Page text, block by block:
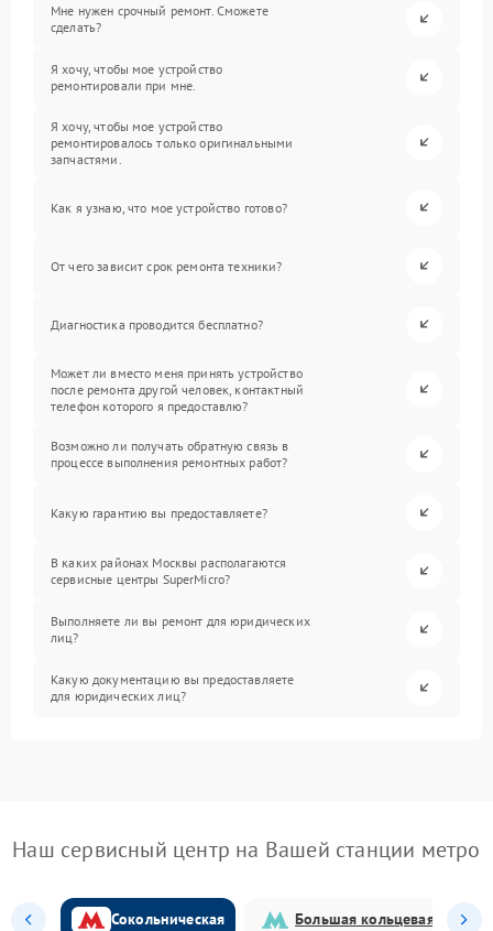
Мне нужен срочный ремонт. Сможете
сделать?
Я хочу, чтобы мое устройство
ремонтировали при мне.
Я хочу, чтобы мое устройство
ремонтировалось только оригинальными
запчастями.
Как я узнаю, что мое устройство готово?
От чего зависит срок ремонта техники?
Диагностика проводится бесплатно?
Может ли вместо меня принять устройство
после ремонта другой человек, контактный
телефон которого я предоставлю?
Возможно ли получать обратную связь в
процессе выполнения ремонтных работ?
Какую гарантию вы предоставляете?
В каких районах Москвы располагаются
сервисные центры SuperMicro?
Выполняете ли вы ремонт для юридических
лиц?
Какую документацию вы предоставляете
для юридических лиц?
Наш сервисный центр на Вашей станции метро
Сокольническая Большая кольцевая